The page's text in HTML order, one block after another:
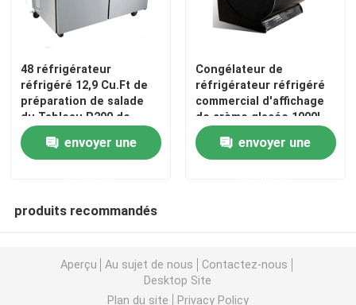
Portée dans le réfrigérateur
sous le contre- congélateur de réfrigérateur
Tableau réfrigéré de préparation
Machine à glaçons commerciale
48 réfrigérateur
réfrigéré 12,9 Cu.Ft de
préparation de salade
du Tableau R290 de
préparation de pouce
envoyer une
Congélateur de
réfrigérateur réfrigéré
commercial d'affichage
de crème glacée 1000L
envoyer une
produits recommandés
Aperçu Au sujet de nous
Contactez-nous
Desktop Site
Plan du site
Privacy Policy